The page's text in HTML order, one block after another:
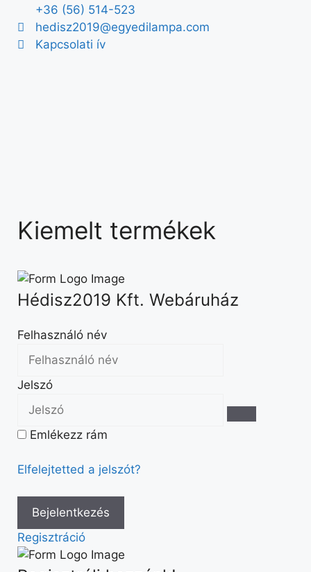
+36 (56) 514-523
hedisz2019@egyedilampa.com
Kapcsolati ív
Kiemelt termékek
Hédisz2019 Kft. Webáruház
Felhasználó név
Jelszó
Emlékezz rám
Elfelejtetted a jelszót?
Regisztráció